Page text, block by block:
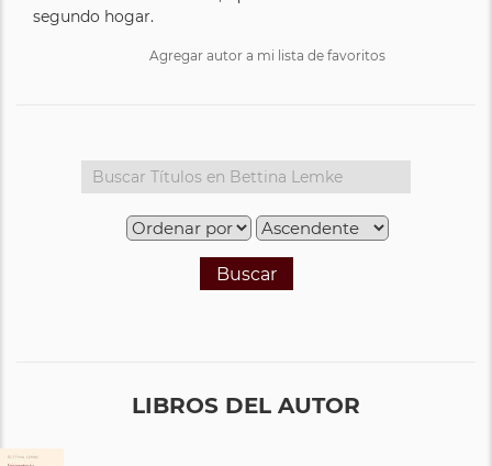
segundo hogar.
Agregar autor a mi lista de favoritos
Buscar
LIBROS DEL AUTOR